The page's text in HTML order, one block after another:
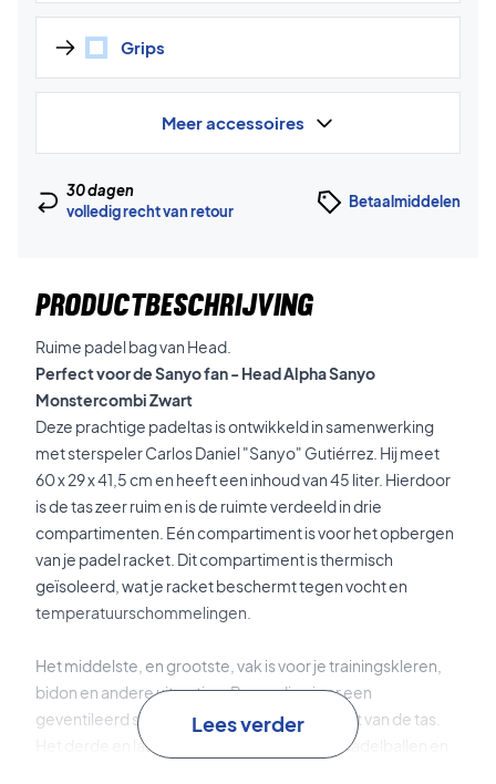
Grips
Meer accessoires
30 dagen
volledig recht van retour
Betaalmiddelen
PRODUCTBESCHRIJVING
Ruime padel bag van Head.
Perfect voor de Sanyo fan - Head Alpha Sanyo
Monstercombi Zwart
Deze prachtige padeltas is ontwikkeld in samenwerking
met sterspeler Carlos Daniel "Sanyo" Gutiérrez. Hij meet
60 x 29 x 41,5 cm en heeft een inhoud van 45 liter. Hierdoor
is de tas zeer ruim en is de ruimte verdeeld in drie
compartimenten. Eén compartiment is voor het opbergen
van je padel racket. Dit compartiment is thermisch
geïsoleerd, wat je racket beschermt tegen vocht en
temperatuurschommelingen.
Het middelste, en grootste, vak is voor je trainingskleren,
bidon en andere uitrusting. Bovendien is er een
geventileerd schoenenvak aan de bovenkant van de tas.
Het derde en laatste compartiment is voor padelballen en
Lees verder